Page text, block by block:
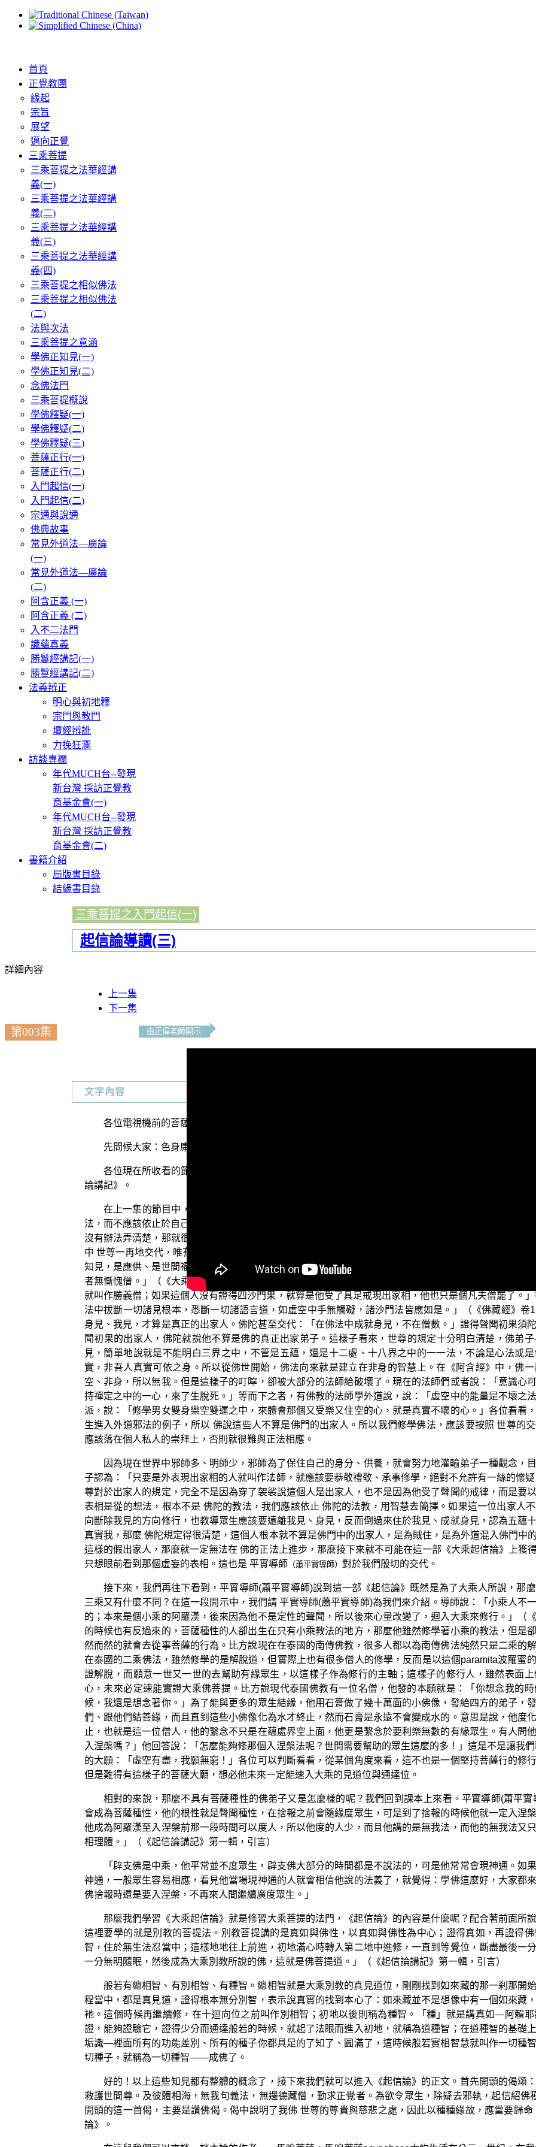
首頁
正覺教團
緣起
宗旨
展望
邁向正覺
三乘菩提
三乘菩提之法華經講
義(一)
三乘菩提之法華經講
義(二)
三乘菩提之法華經講
義(三)
三乘菩提之法華經講
義(四)
三乘菩提之相似佛法
三乘菩提之相似佛法
(二)
法與次法
三乘菩提之意涵
學佛正知見(一)
學佛正知見(二)
念佛法門
三乘菩提概說
學佛釋疑(一)
學佛釋疑(二)
學佛釋疑(三)
菩薩正行(一)
菩薩正行(二)
入門起信(一)
入門起信(二)
宗通與說通
佛典故事
常見外道法—廣論
(一)
常見外道法—廣論
(二)
阿含正義 (一)
阿含正義 (二)
入不二法門
識蘊真義
勝鬘經講記(一)
勝鬘經講記(二)
法義辨正
明心與初地釋
宗門與教門
壇經辨訛
力挽狂瀾
訪談專欄
年代MUCH台--發現
新台灣 採訪正覺教
育基金會(一)
年代MUCH台--發現
新台灣 採訪正覺教
育基金會(二)
書籍介紹
局版書目錄
結緣書目錄
三乘菩提之入門起信(一)
起信論導讀(三)
詳細內容
上一集
下一集
第003集 由正偉老師開示
文字內容
各位電視機前的菩薩們：阿彌陀佛！
先問候大家：色身康泰否？少病少惱否？遊步輕利否？眾生易度否？
各位現在所收看的節目，是佛教正覺同修會為各位準備的「三乘菩提之入門起信」的節目，也就是導
論講記》。
在上一集的節目中，我們已經為各位介紹了 佛陀說法的五時三教。以上就是 導師在一開始講《起信
法，而不應該依止於自己的私心。許多人都知道要護持僧寶，但是 佛陀明白的交代過：「怎麼樣的修行人
沒有辦法弄清楚，那就很容易墮入表相崇拜之中，便成了依人不依法了；這樣子想要真正地研讀這一本《
中 世尊一再地交代，唯有證得四沙門果的人，加上即將證得四沙門果的四向位，也就是只有四雙八輩之人
知見，是應供、是世間福田。例如在《大集地藏十輪經》裡面 佛就說到：「善男子！有四種僧。何等為四
者無慚愧僧。」（《大乘大集地藏十輪經》卷5）也就是 世尊交代：「不論這個人是現出家相還是在家相
就叫作勝義僧；如果這個人沒有證得四沙門果，就算是他受了具足戒現出家相，他也只是個凡夫僧罷了。
法中拔斷一切諸見根本，悉斷一切諸語言道，如虛空中手無觸礙，諸沙門法皆應如是。」（《佛藏經》卷
身見、我見，才算是真正的出家人。佛陀甚至交代：「在佛法中成就身見，不在僧數。」證得聲聞初果須
聞初果的出家人，佛陀就說他不算是佛的真正出家弟子。這樣子看來，世尊的規定十分明白清楚，佛
見，簡單地說就是不能明白三界之中，不管是五蘊，還是十二處、十八界之中的一一法，不論是心法或
實，非吾人真實可依之身。所以從佛世開始，佛法向來就是建立在非身的智慧上。在《阿含經》中，佛
空、非身，所以無我。但是這樣子的叮嚀，卻被大部分的法師給破壞了。現在的法師們或者說：「意識心
持禪定之中的一心，來了生脫死。」等而下之者，有佛教的法師學外道說，說：「虛空中的能量是不壞之
派，說：「修學男女雙身樂空雙運之中，來體會那個又受樂又住空的心，就是真實不壞的心。」各位看看
生進入外道邪法的例子，所以 佛說這些人不算是佛門的出家人。所以我們修學佛法，應該要按照 世尊的
應該落在個人私人的崇拜上，否則就很難與正法相應。
因為現在世界中邪師多、明師少，邪師為了保住自己的身分、供養，就會努力地灌輸弟子一種觀念，
子認為：「只要是外表現出家相的人就叫作法師，就應該要恭敬禮敬、承事修學，絕對不允許有一絲的懷
尊對於出家人的規定，完全不是因為穿了袈裟說這個人是出家人，也不是因為他受了聲聞的戒律，而是要
表相是從的想法，根本不是 佛陀的教法，我們應該依止 佛陀的法教，用智慧去簡擇。如果這一位出家人
向斷除我見的方向修行，也教導眾生應該要遠離我見、身見，反而倒過來住於我見、成就身見，認為五蘊
真實我，那麼 佛陀規定得很清楚，這個人根本就不算是佛門中的出家人，是為賊住，是為外道混入佛門中
這樣的假出家人，那麼就一定無法在 佛的正法上進步，那麼接下來就不可能在這一部《大乘起信論》上獲
只想眼前看到那個虛妄的表相。這也是 平實導師 （蕭平實導師） 對於我們殷切的交代。
接下來，我們再往下看到，平實導師(蕭平實導師)說到這一部《起信論》既然是為了大乘人所說，那
三乘又有什麼不同？在這一段開示中，我們請 平實導師(蕭平實導師)為我們來介紹。導師說：「小乘人不
的；本來是個小乘的阿羅漢，後來因為他不是定性的聲聞，所以後來心量改變了，迴入大乘來修行。」（
的時候也有反過來的，菩薩種性的人卻出生在只有小乘教法的地方，那麼他雖然修學著小乘的教法，但是
然而然的就會去從事菩薩的行為。比方說現在在泰國的南傳佛教，很多人都以為南傳佛法純然只是二乘的
在泰國的二乘佛法，雖然修學的是解脫道，但實際上也有很多僧人的修學，反而是以這個paramita波羅蜜
證解脫，而願意一世又一世的去幫助有緣眾生，以這樣子作為修行的主軸；這樣子的修行人，雖然表面
心，未來必定速能實證大乘佛菩提。比方說現代泰國佛教有一位名僧，他發的本願就是：「你想念我的
候，我還是想念著你。」為了能與更多的眾生結緣，他用石膏做了幾十萬面的小佛像，發給四方的弟子，
們、跟他們結善緣，而且直到這些小佛像化為水才終止，然而石膏是永遠不會變成水的。意思是說，他度
止，也就是這一位僧人，他的繫念不只是在蘊處界空上面，他更是繫念於要利樂無數的有緣眾生。有人問
入涅槃嗎？」他回答說：「怎麼能夠修那個入涅槃法呢？世間需要幫助的眾生這麼的多！」這是不是讓我
的大願：「虛空有盡，我願無窮！」各位可以判斷看看，從某個角度來看，這不也是一個堅持菩薩行的修
但是難得有這樣子的菩薩大願，想必他未來一定能速入大乘的見道位與通達位。
相對的來說，那麼不具有菩薩種性的佛弟子又是怎麼樣的呢？我們回到課本上來看。平實導師(蕭平
會成為菩薩種性，他的根性就是聲聞種性，在捨報之前會隨緣度眾生，可是到了捨報的時候他就一定入涅
他成為阿羅漢至入涅槃前那一段時間可以度人，所以他度的人少，而且他講的是無我法，而他的無我法又
相理體。」（《起信論講記》第一輯，引言）
「辟支佛是中乘，他平常並不度眾生，辟支佛大部分的時間都是不說法的，可是他常常會現神通。如
神通，一般眾生容易相應，看見他當場現神通的人就會相信他說的法義了，就覺得：學佛這麼好，大家都
佛捨報時還是要入涅槃，不再來人間繼續廣度眾生。」
那麼我們學習《大乘起信論》就是修習大乘菩提的法門，《起信論》的內容是什麼呢？配合著前面所
這裡要學的就是別教的菩提法。別教菩提講的是真如與佛性，以真如與佛性為中心；證得真如，再證得
智，住於無生法忍當中；這樣地地往上前進，初地滿心時轉入第二地中進修，一直到等覺位，斷盡最後一
一分無明隨眠，然後成為大乘別教所說的佛，這就是佛菩提道。」（《起信論講記》第一輯，引言）
般若有總相智、有別相智、有種智。總相智就是大乘別教的真見道位，剛剛找到如來藏的那一刹那開
程當中，都是真見道，證得根本無分別智，表示說真實的找到本心了：如來藏並不是想像中有一個如來藏
衪。這個時候再繼續修，在十迴向位之前叫作別相智；初地以後則稱為種智。「種」就是講真如—阿賴
證，能夠證驗它，證得少分而通達般若的時候，就起了法眼而進入初地，就稱為道種智；在道種智的基礎
垢識—裡面所有的功能差別、所有的種子你都具足的了知了、圓滿了，這時候般若實相智慧就叫作一切種
切種子，就稱為一切種智——成佛了。
好的！以上這些知見都有整體的概念了，接下來我們就可以進入《起信論》的正文。首先開頭的偈頌
救護世間尊。及彼體相海，無我句義法，無邊德藏僧，勤求正覺者。為欲令眾生，除疑去邪執，起信紹佛
開頭的這一首偈，主要是讚佛偈。偈中說明了我佛 世尊的尊貴與慈悲之處，因此以種種緣故，應當要歸
論》。